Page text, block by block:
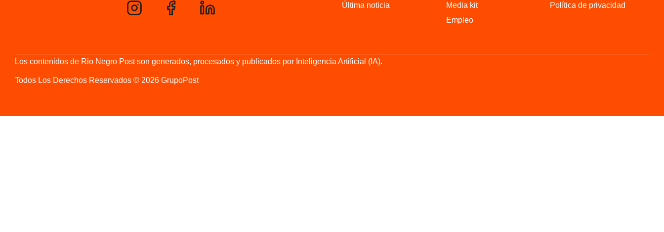
Última noticia
Media kit
Empleo
Política de privacidad
Los contenidos de Rio Negro Post son generados, procesados y publicados por Inteligencia Artificial (IA).
Todos Los Derechos Reservados © 2026 GrupoPost